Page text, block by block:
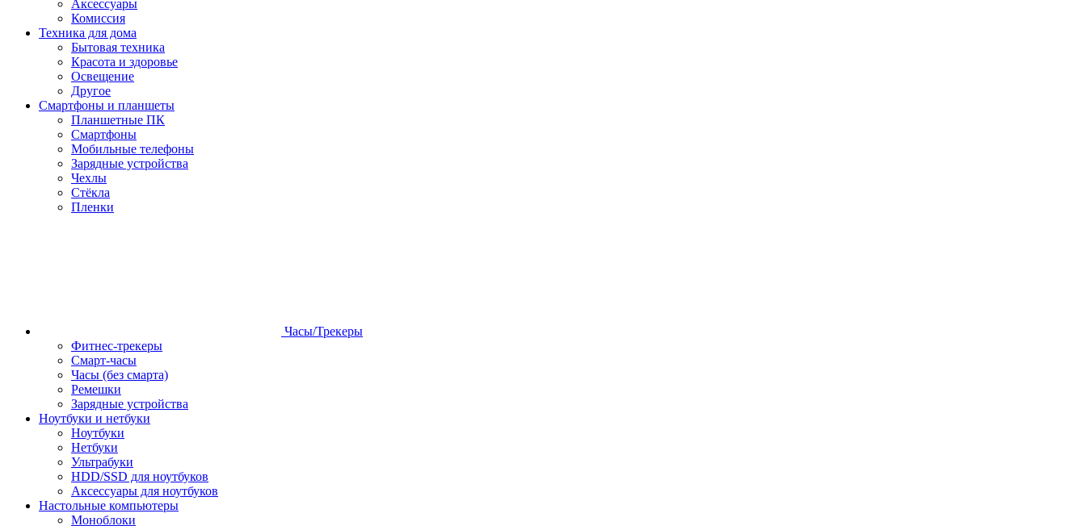
Аксессуары
Комиссия
Техника для дома
Бытовая техника
Красота и здоровье
Освещение
Другое
Смартфоны и планшеты
Планшетные ПК
Смартфоны
Мобильные телефоны
Зарядные устройства
Чехлы
Стёкла
Пленки
Часы/Трекеры
Фитнес-трекеры
Смарт-часы
Часы (без смарта)
Ремешки
Зарядные устройства
Ноутбуки и нетбуки
Ноутбуки
Нетбуки
Ультрабуки
HDD/SSD для ноутбуков
Аксессуары для ноутбуков
Настольные компьютеры
Моноблоки